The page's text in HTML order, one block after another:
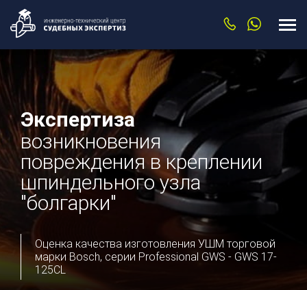
Экспертиза
возникновения
повреждения в креплении
шпиндельного узла
"болгарки"
Оценка качества изготовления УШМ торговой
марки Bosch, серии Professional GWS - GWS 17-
125CL